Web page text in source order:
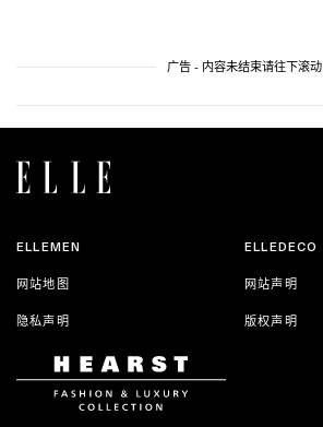
广告 - 内容未结束请往下滚动
ELLEMEN ELLEDECO
网站地图 网站声明
隐私声明 版权声明